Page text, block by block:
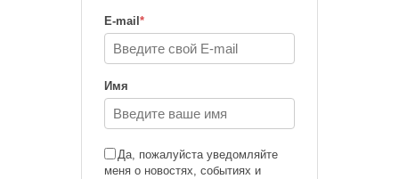
E-mail *
Имя
Да, пожалуйста уведомляйте
меня о новостях, событиях и